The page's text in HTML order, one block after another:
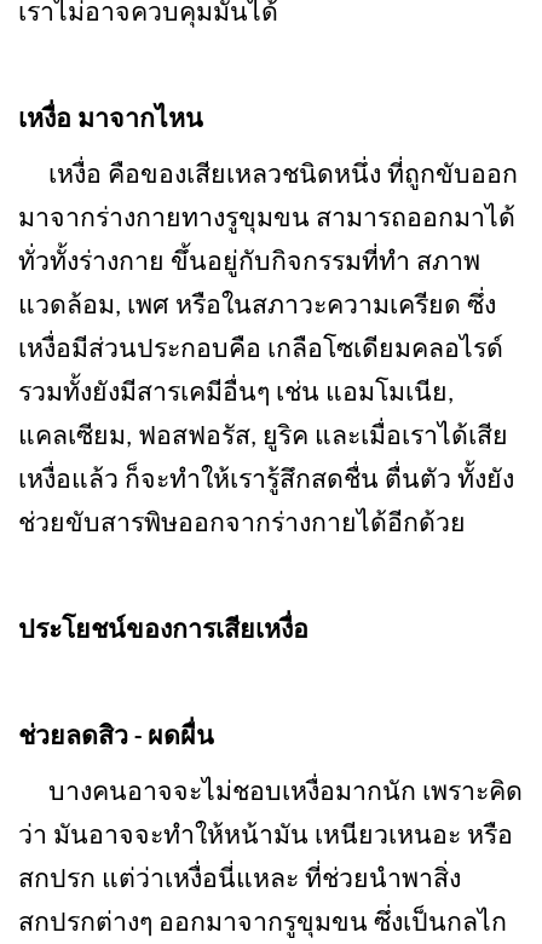
เราไม่อาจควบคุมมันได้
เหงื่อ มาจากไหน
เหงื่อ คือของเสียเหลวชนิดหนึ่ง ที่ถูกขับออก
มาจากร่างกายทางรูขุมขน สามารถออกมาได้
ทั่วทั้งร่างกาย ขึ้นอยู่กับกิจกรรมที่ทำ สภาพ
แวดล้อม, เพศ หรือในสภาวะความเครียด ซึ่ง
เหงื่อมีส่วนประกอบคือ เกลือโซเดียมคลอไรด์
รวมทั้งยังมีสารเคมีอื่นๆ เช่น แอมโมเนีย,
แคลเซียม, ฟอสฟอรัส, ยูริค และเมื่อเราได้เสีย
เหงื่อแล้ว ก็จะทำให้เรารู้สึกสดชื่น ตื่นตัว ทั้งยัง
ช่วยขับสารพิษออกจากร่างกายได้อีกด้วย
ประโยชน์ของการเสียเหงื่อ
ช่วยลดสิว - ผดผื่น
บางคนอาจจะไม่ชอบเหงื่อมากนัก เพราะคิด
ว่า มันอาจจะทำให้หน้ามัน เหนียวเหนอะ หรือ
สกปรก แต่ว่าเหงื่อนี่แหละ ที่ช่วยนำพาสิ่ง
สกปรกต่างๆ ออกมาจากรูขุมขน ซึ่งเป็นกลไก